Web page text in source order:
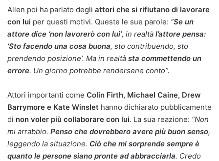
Allen poi ha parlato degli attori che si rifiutano di lavorare
con lui per questi motivi. Queste le sue parole: “Se un
attore dice ‘non lavorerò con lui’, in realtà l’attore pensa:
‘Sto facendo una cosa buona, sto contribuendo, sto
prendendo posizione’. Ma in realtà sta commettendo un
errore. Un giorno potrebbe rendersene conto”.
Attori importanti come Colin Firth, Michael Caine, Drew
Barrymore e Kate Winslet hanno dichiarato pubblicamente
di non voler più collaborare con lui. La sua reazione: “Non
mi arrabbio. Penso che dovrebbero avere più buon senso,
leggendo la situazione. Ciò che mi sorprende sempre è
quanto le persone siano pronte ad abbracciarla. Credo